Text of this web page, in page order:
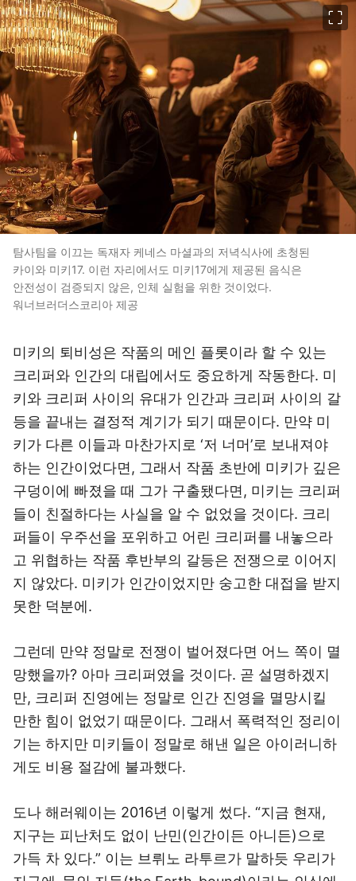
탐사팀을 이끄는 독재자 케네스 마셜과의 저녁식사에 초청된
카이와 미키17. 이런 자리에서도 미키17에게 제공된 음식은
안전성이 검증되지 않은, 인체 실험을 위한 것이었다.
워너브러더스코리아 제공
미키의 퇴비성은 작품의 메인 플롯이라 할 수 있는
크리퍼와 인간의 대립에서도 중요하게 작동한다. 미
키와 크리퍼 사이의 유대가 인간과 크리퍼 사이의 갈
등을 끝내는 결정적 계기가 되기 때문이다. 만약 미
키가 다른 이들과 마찬가지로 ‘저 너머’로 보내져야
하는 인간이었다면, 그래서 작품 초반에 미키가 깊은
구덩이에 빠졌을 때 그가 구출됐다면, 미키는 크리퍼
들이 친절하다는 사실을 알 수 없었을 것이다. 크리
퍼들이 우주선을 포위하고 어린 크리퍼를 내놓으라
고 위협하는 작품 후반부의 갈등은 전쟁으로 이어지
지 않았다. 미키가 인간이었지만 숭고한 대접을 받지
못한 덕분에.
그런데 만약 정말로 전쟁이 벌어졌다면 어느 쪽이 멸
망했을까? 아마 크리퍼였을 것이다. 곧 설명하겠지
만, 크리퍼 진영에는 정말로 인간 진영을 멸망시킬
만한 힘이 없었기 때문이다. 그래서 폭력적인 정리이
기는 하지만 미키들이 정말로 해낸 일은 아이러니하
게도 비용 절감에 불과했다.
도나 해러웨이는 2016년 이렇게 썼다. “지금 현재,
지구는 피난처도 없이 난민(인간이든 아니든)으로
가득 차 있다.” 이는 브뤼노 라투르가 말하듯 우리가